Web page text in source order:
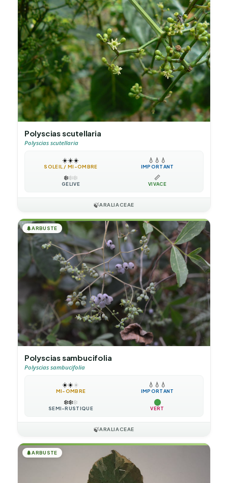
Polyscias scutellaria
Polyscias scutellaria
☀️☀️☀️
SOLEIL / MI-OMBRE
💧 💧 💧
IMPORTANT
❄️❄️❄️
GÉLIVE
📏
VIVACE
🍃ARALIACEAE
🌲ARBUSTE
Polyscias sambucifolia
Polyscias sambucifolia
☀️☀️☀️
MI-OMBRE
💧 💧 💧
IMPORTANT
❄️❄️❄️
SEMI-RUSTIQUE VERT
🍃ARALIACEAE
🌲ARBUSTE